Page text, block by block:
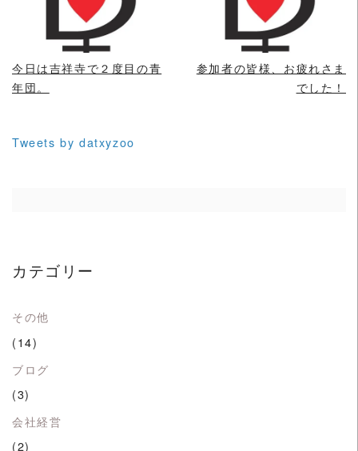
READ MORE
今日は吉祥寺で２度目の青
年団。
READ MORE
参加者の皆様、お疲れさま
でした！
Tweets by datxyzoo
カテゴリー
その他
(14)
ブログ
(3)
会社経営
(2)